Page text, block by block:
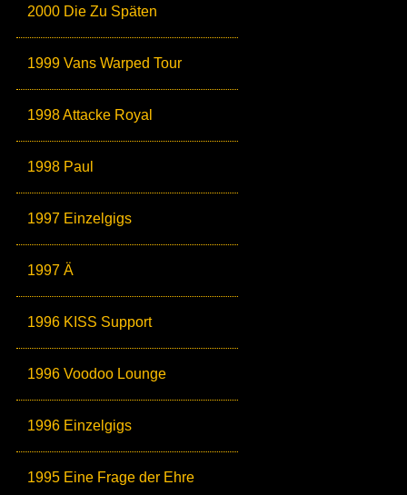
2000 Die Zu Späten
1999 Vans Warped Tour
1998 Attacke Royal
1998 Paul
1997 Einzelgigs
1997 Ä
1996 KISS Support
1996 Voodoo Lounge
1996 Einzelgigs
1995 Eine Frage der Ehre